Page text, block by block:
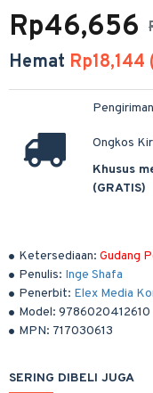
Ketersediaan: Gudang
Penulis: Inge Shafa
Penerbit: Elex Media
Model: 9786020412610
MPN: 717030613
Rp46,656
Hemat Rp18,144
Ongkos
Khusus
(GRATIS)
SERING DIBELI JUGA